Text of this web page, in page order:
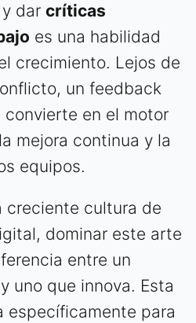
dar críticas
es una habilidad
crecimiento. Lejos de
un feedback
convierte en el motor
mejora continua y la
equipos.
creciente cultura de
dominar este arte
entre un
uno que innova. Esta
específicamente para